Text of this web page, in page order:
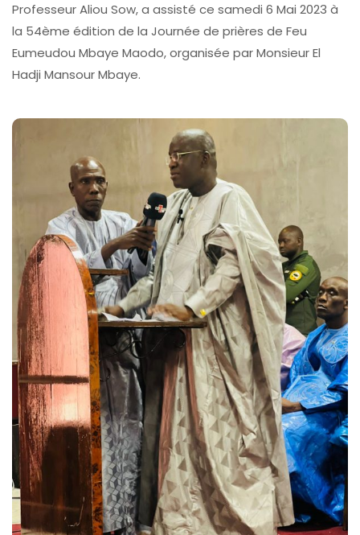
Professeur Aliou Sow, a assisté ce samedi 6 Mai 2023 à
la 54ème édition de la Journée de prières de Feu
Eumeudou Mbaye Maodo, organisée par Monsieur El
Hadji Mansour Mbaye.